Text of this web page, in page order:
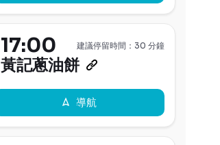
17:00
黃記蔥油餅
建議停留時間：30 分鐘
導航